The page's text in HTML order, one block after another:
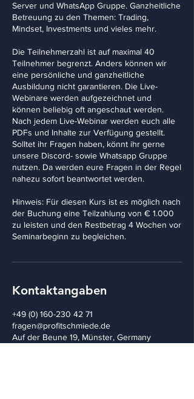
Server und WhatsApp Gruppe. Ganzheitliche
Betreuung zu den Themen: Trading,
Mindset, Investments und vieles mehr.
Die Teilnehmerzahl ist auf maximal 40
Teilnehmer begrenzt. Anders können wir
eine persönliche und ganzheitliche
Ausbildung nicht garantieren. Die Live-
Webinare werden aufgezeichnet und
können beliebig oft angeschaut werden.
Nach jedem Live-Webinar werden euch alle
PDFs und Inhalte zur Verfügung gestellt.
Solltet ihr Fragen haben, könnt ihr gerne
unsere Discord- sowie Whatsapp Gruppe
nutzen. Da werden eure Fragen in der Regel
nahezu sofort beantwortet werden.
Hinweis: Für diesen Kurs ist es möglich nach
der Buchung eine Teilzahlung von € 1.000
zu leisten und den Restbetrag 4 Wochen vor
Seminarbeginn zu begleichen.
Kontaktangaben
+49 (0) 160-230 42 71
fragen@profitschmiede.de
Auf der Beune 19, Münster, Germany